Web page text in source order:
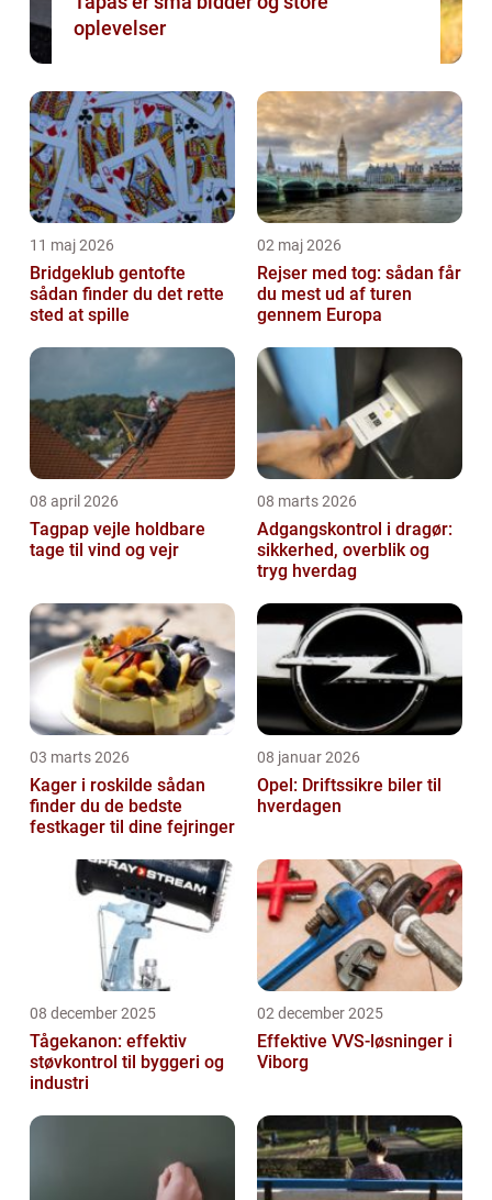
oplevelser
11 maj 2026
Bridgeklub gentofte
sådan finder du det rette
sted at spille
02 maj 2026
Rejser med tog: sådan får
du mest ud af turen
gennem Europa
08 april 2026
Tagpap vejle holdbare
tage til vind og vejr
08 marts 2026
Adgangskontrol i dragør:
sikkerhed, overblik og
tryg hverdag
03 marts 2026
Kager i roskilde sådan
finder du de bedste
festkager til dine fejringer
08 januar 2026
Opel: Driftssikre biler til
hverdagen
08 december 2025
Tågekanon: effektiv
støvkontrol til byggeri og
industri
02 december 2025
Effektive VVS-løsninger i
Viborg